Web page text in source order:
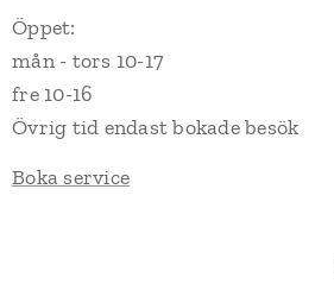
Öppet:
mån - tors 10-17
fre 10-16
Övrig tid endast bokade besök
Boka service